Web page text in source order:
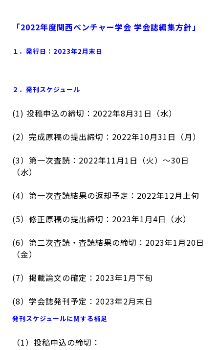
「2022年度関西ベンチャー学会 学会誌編集方針」
１．発行日：2023年2月末日
２．発刊スケジュール
(1) 投稿申込の締切：2022年8月31日（水）
(2）完成原稿の提出締切：2022年10月31日（月）
(3）第一次査読：2022年11月1日（火）～30日
（水）
(4）第一次査読結果の返却予定：2022年12月上旬
(5）修正原稿の提出締切：2023年1月4日（水）
(6）第二次査読・査読結果の締切：2023年1月20日
（金）
(7）掲載論文の確定：2023年1月下旬
(8）学会誌発刊予定：2023年2月末日
発刊スケジュールに関する補足
（1）投稿申込の締切：